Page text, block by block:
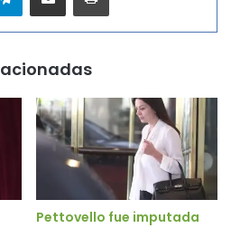
Pettovello fue imputada